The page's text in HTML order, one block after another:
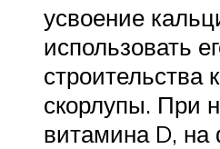
усвоение
использовать
строительства
скорлупы. При
витамина D,